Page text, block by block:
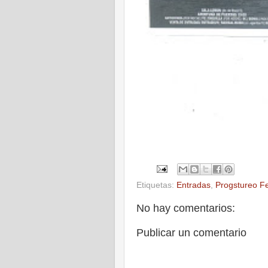
Etiquetas: Entradas Progstureo
No hay comentarios:
Publicar un comentario